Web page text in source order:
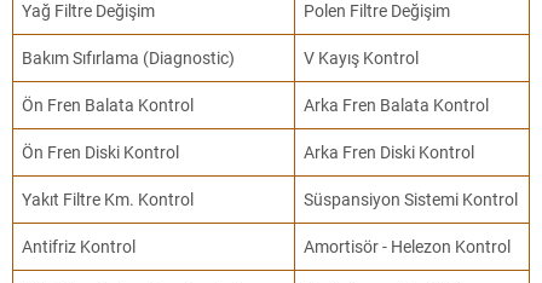
Yağ Filtre Değişim Polen Filtre Değişim
Bakım Sıfırlama (Diagnostic) V Kayış Kontrol
Ön Fren Balata Kontrol Arka Fren Balata Kontrol
Ön Fren Diski Kontrol Arka Fren Diski Kontrol
Yakıt Filtre Km. Kontrol Süspansiyon Sistemi Kontrol
Antifriz Kontrol Amortisör - Helezon Kontrol